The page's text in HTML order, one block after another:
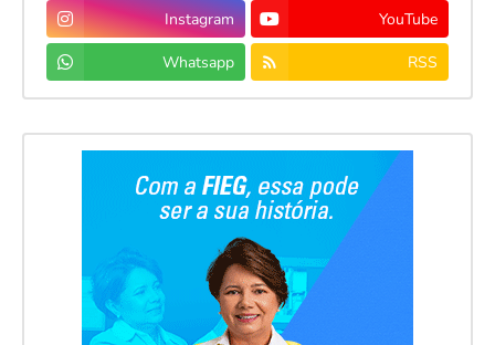
Instagram YouTube
Whatsapp RSS